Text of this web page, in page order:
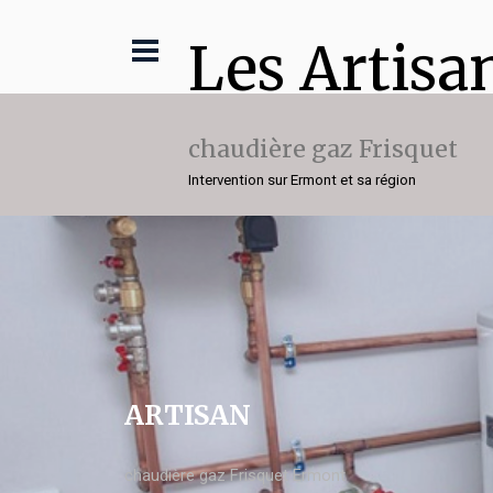
Les
chaudière gaz Frisquet
Intervention sur Ermont et sa région
ARTISAN
chaudière gaz Frisquet Ermont